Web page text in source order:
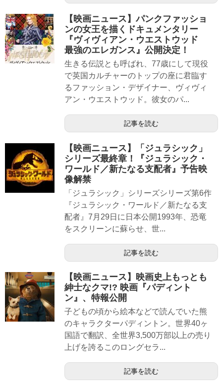
【映画ニュース】パンクファッショ
ンの女王を描くドキュメンタリー
『ヴィヴィアン・ウエストウッド
最強のエレガンス』公開決定！
生きる伝説とも呼ばれ、77歳にして現役
で英国カルチャーのトップの座に君臨す
るファッション・デザイナー、ヴィヴィ
アン・ウエストウッド。彼女のパ...
記事を読む
【映画ニュース】「ジュラシック」
シリーズ最終章！『ジュラシック・
ワールド／新たなる支配者』予告映
像解禁
「ジュラシック」シリーズシリーズ第6作
『ジュラシック・ワールド／新たなる支
配者』7月29日に日本公開1993年、恐竜
をスクリーンに蘇らせ、世...
記事を読む
【映画ニュース】映画史上もっとも
紳士なクマ!? 映画『パディント
ン』、特報公開
子どもの頃から絵本などで読んでいた熊
のキャラクターパディントン。世界40ヶ
国語で翻訳、全世界3,500万部以上の売り
上げを誇るこのロングセラ...
記事を読む